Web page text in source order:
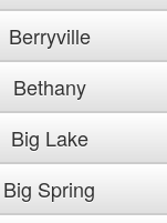
Berryville
Bethany
Big Lake
Big Spring